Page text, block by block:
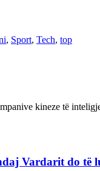
, Sport, Tech, top
kineze të
Vardarit do të